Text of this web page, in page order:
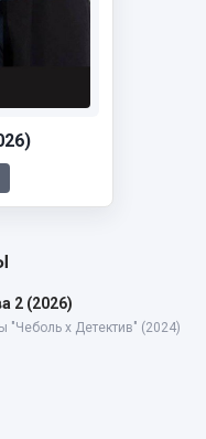
2 (2026)
"Чеболь x Детектив" (2024)